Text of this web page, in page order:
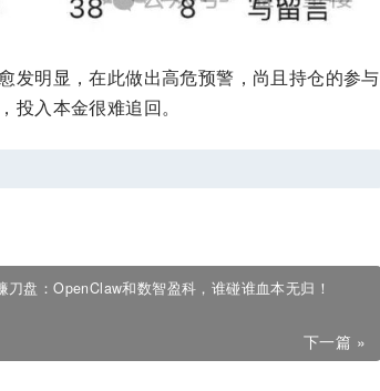
发明显，在此做出高危预警，尚且持仓的参与
入本金很难追回。
刀盘：OpenClaw和数智盈科，谁碰谁血本无归！
下一篇 »